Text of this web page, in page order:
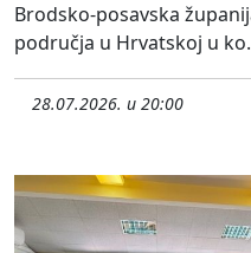
Brodsko-posavska
područja u Hrvatskoj u
28.07.2026. u 20:00